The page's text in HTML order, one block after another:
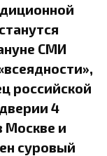
СМИ
российской
4
Москве и
суровый